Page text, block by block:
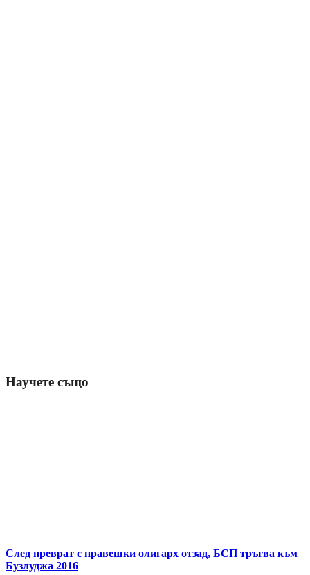
Научете също
След преврат с правешки олигарх отзад, БСП тръгва към
Бузлуджа 2016